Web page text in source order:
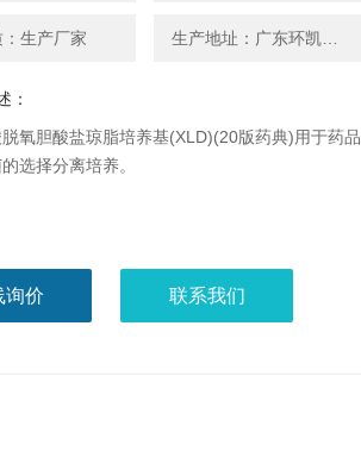
生产厂家
：
氧胆酸盐琼脂培养基(XLD)(20版药典)用于药品
选择分离培养。
询价 联系我们